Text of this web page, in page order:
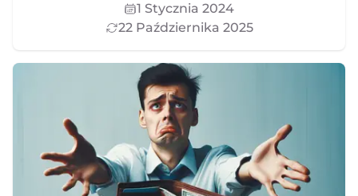
1 Stycznia 2024
22 Października 2025